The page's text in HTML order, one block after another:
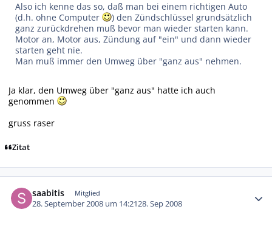
Also ich kenne das so, daß man bei einem richtigen Auto
(d.h. ohne Computer
) den Zündschlüssel grundsätzlich
ganz zurückdrehen muß bevor man wieder starten kann.
Motor an, Motor aus, Zündung auf "ein" und dann wieder
starten geht nie.
Man muß immer den Umweg über "ganz aus" nehmen.
Ja klar, den Umweg über "ganz aus" hatte ich auch
genommen
gruss raser
Zitat
saabitis Mitglied
28. September 2008 um 14:2128. Sep 2008